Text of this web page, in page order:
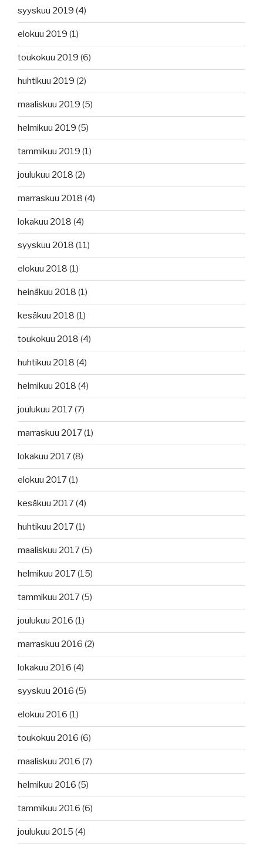
syyskuu 2019 (4)
elokuu 2019 (1)
toukokuu 2019 (6)
huhtikuu 2019 (2)
maaliskuu 2019 (5)
helmikuu 2019 (5)
tammikuu 2019 (1)
joulukuu 2018 (2)
marraskuu 2018 (4)
lokakuu 2018 (4)
syyskuu 2018 (11)
elokuu 2018 (1)
heinäkuu 2018 (1)
kesäkuu 2018 (1)
toukokuu 2018 (4)
huhtikuu 2018 (4)
helmikuu 2018 (4)
joulukuu 2017(7)
marraskuu 2017(1)
lokakuu 2017(8)
elokuu 2017(1)
kesäkuu 2017(4)
huhtikuu 2017(1)
maaliskuu 2017(5)
helmikuu 2017(15)
tammikuu 2017(5)
joulukuu 2016 (1)
marraskuu 2016 (2)
lokakuu 2016 (4)
syyskuu 2016 (5)
elokuu 2016 (1)
toukokuu 2016 (6)
maaliskuu 2016 (7)
helmikuu 2016 (5)
tammikuu 2016 (6)
joulukuu 2015 (4)